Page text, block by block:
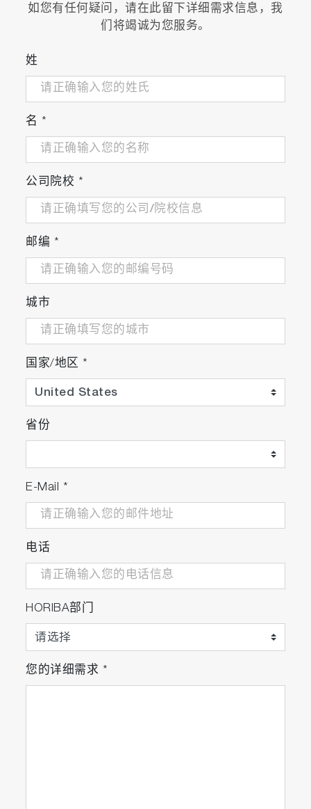
离线试验准备功能
与 STARS Enterprise 平台的集成
如您有任何疑问，请在此留下详细需求信息，我
们将竭诚为您服务。
姓
名 *
公司院校 *
邮编 *
城市
国家/地区 *
省份
E-Mail *
电话
HORIBA部门
您的详细需求 *